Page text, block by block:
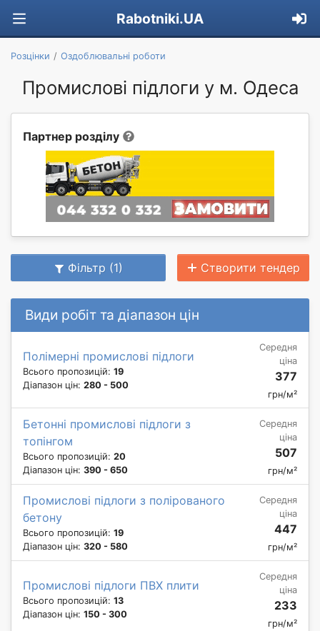
Rabotniki.UA
Розцінки Оздоблювальні роботи
Промислові підлоги у м. Одеса
Партнер розділу
Фільтр (1) Створити тендер
Види робіт та діапазон цін
Полімерні промислові підлоги
Всього пропозицій: 19
Діапазон цін: 280 - 500
Середня
ціна
377
грн/м²
Бетонні промислові підлоги з
топінгом
Всього пропозицій: 20
Діапазон цін: 390 - 650
Середня
ціна
507
грн/м²
Промислові підлоги з полірованого
бетону
Всього пропозицій: 19
Діапазон цін: 320 - 580
Середня
ціна
447
грн/м²
Промислові підлоги ПВХ плити
Всього пропозицій: 13
Діапазон цін: 150 - 300
Середня
ціна
233
грн/м²